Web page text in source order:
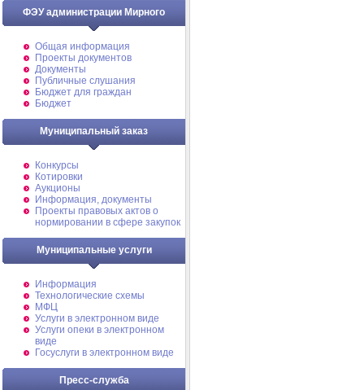
ФЭУ администрации Мирного
Общая информация
Проекты документов
Документы
Публичные слушания
Бюджет для граждан
Бюджет
Муниципальный заказ
Конкурсы
Котировки
Аукционы
Информация, документы
Проекты правовых актов о
нормировании в сфере закупок
Муниципальные услуги
Информация
Технологические схемы
МФЦ
Услуги в электронном виде
Услуги опеки в электронном
виде
Госуслуги в электронном виде
Пресс-служба